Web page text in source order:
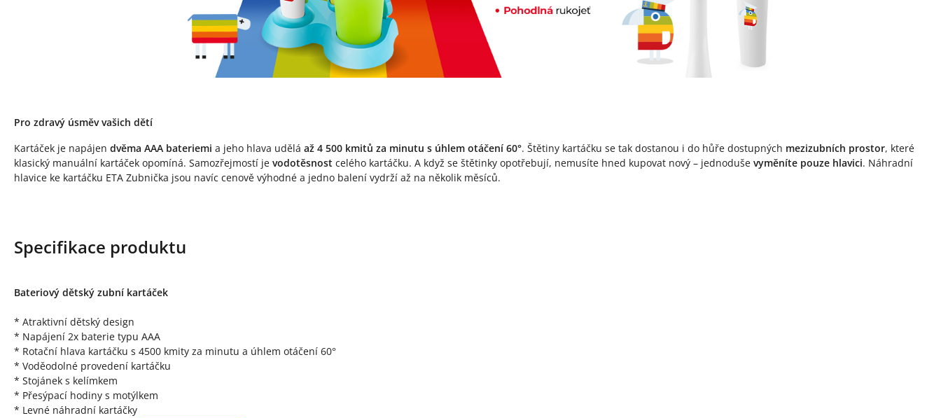
Pro zdravý úsměv vašich dětí
Kartáček je napájen dvěma AAA bateriemi a jeho hlava udělá až 4 500 kmitů za minutu s úhlem otáčení 60°. Štětiny kartáčku se tak dostanou i do hůře dostupných mezizubních prostor, které
klasický manuální kartáček opomíná. Samozřejmostí je vodotěsnost celého kartáčku. A když se štětinky opotřebují, nemusíte hned kupovat nový – jednoduše vyměníte pouze hlavici. Náhradní
hlavice ke kartáčku ETA Zubnička jsou navíc cenově výhodné a jedno balení vydrží až na několik měsíců.
Specifikace produktu
Bateriový dětský zubní kartáček
* Atraktivní dětský design
* Napájení 2x baterie typu AAA
* Rotační hlava kartáčku s 4500 kmity za minutu a úhlem otáčení 60°
* Voděodolné provedení kartáčku
* Stojánek s kelímkem
* Přesýpací hodiny s motýlkem
* Levné náhradní kartáčky